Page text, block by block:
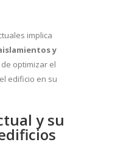
implica
y
optimizar el
edificio en su
y su